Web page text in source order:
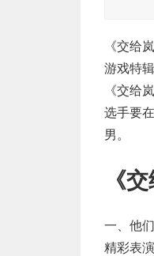
《交给
游戏特
《交给
选手要
男。
《
一、他
精彩表